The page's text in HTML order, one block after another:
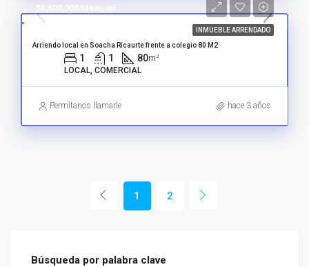
INMUEBLE ARRENDADO
Arriendo local en Soacha Ricaurte frente a colegio 80 M2
1 1 80m²
LOCAL, COMERCIAL
Permítanos llamarle hace 3 años
1 2
Búsqueda por palabra clave